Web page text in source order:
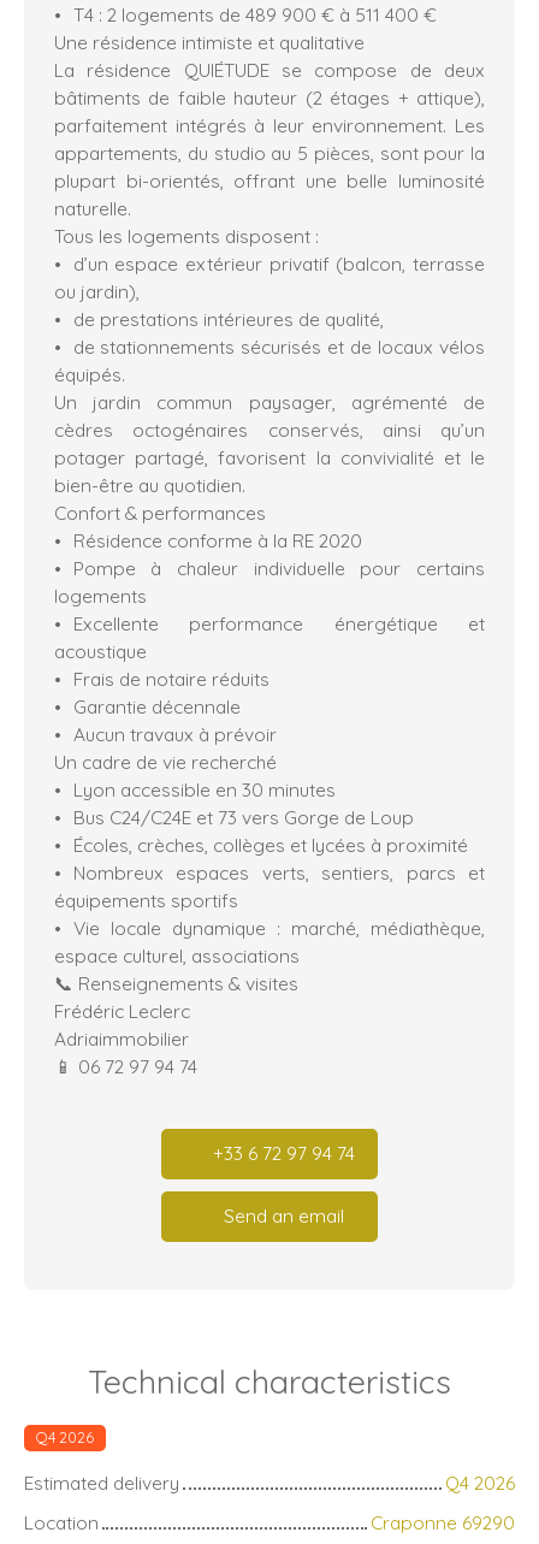
T4 : 2 logements de 489 900 € à 511 400 €
Une résidence intimiste et qualitative
La résidence QUIÉTUDE se compose de deux
bâtiments de faible hauteur (2 étages + attique),
parfaitement intégrés à leur environnement. Les
appartements, du studio au 5 pièces, sont pour la
plupart bi-orientés, offrant une belle luminosité
naturelle.
Tous les logements disposent :
d’un espace extérieur privatif (balcon, terrasse
ou jardin),
de prestations intérieures de qualité,
de stationnements sécurisés et de locaux vélos
équipés.
Un jardin commun paysager, agrémenté de
cèdres octogénaires conservés, ainsi qu’un
potager partagé, favorisent la convivialité et le
bien-être au quotidien.
Confort & performances
Résidence conforme à la RE 2020
Pompe à chaleur individuelle pour certains
logements
Excellente performance énergétique et
acoustique
Frais de notaire réduits
Garantie décennale
Aucun travaux à prévoir
Un cadre de vie recherché
Lyon accessible en 30 minutes
Bus C24/C24E et 73 vers Gorge de Loup
Écoles, crèches, collèges et lycées à proximité
Nombreux espaces verts, sentiers, parcs et
équipements sportifs
Vie locale dynamique : marché, médiathèque,
espace culturel, associations
📞 Renseignements & visites
Frédéric Leclerc
Adriaimmobilier
📱 06 72 97 94 74
+33 6 72 97 94 74
Send an email
Technical characteristics
Q4 2026
Estimated delivery
Q4 2026
Location
Craponne 69290